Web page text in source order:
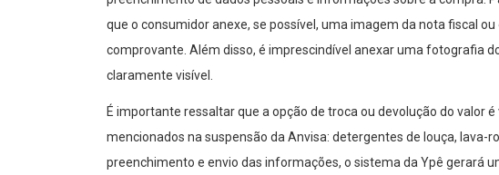
que o consumidor anexe, se possível, uma imagem da nota fiscal
comprovante. Além disso, é imprescindível anexar uma fotografia
claramente visível.
É importante ressaltar que a opção de troca ou devolução do valor
mencionados na suspensão da Anvisa: detergentes de louça, lava-
preenchimento e envio das informações, o sistema da Ypê gerará